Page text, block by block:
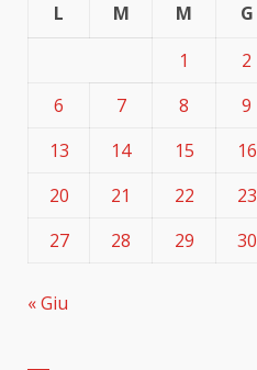
L M M G
1
2
6
7 8 9
13
14 15 16
20
21 22 23
27
28 29 30
« Giu